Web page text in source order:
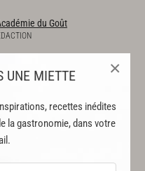
UNE MIETTE
recettes inédites
la gastronomie, dans votre
×
du Goût
Burtin